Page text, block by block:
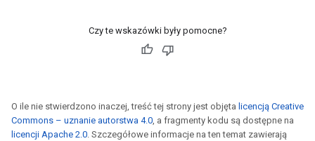
Czy te wskazówki były pomocne?
O ile nie stwierdzono inaczej, treść tej strony jest objęta licencją Creative
Commons – uznanie autorstwa 4.0, a fragmenty kodu są dostępne na
licencji Apache 2.0. Szczegółowe informacje na ten temat zawierają